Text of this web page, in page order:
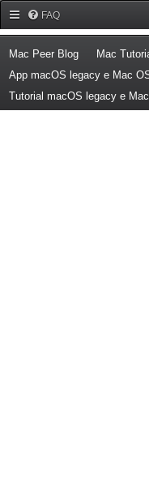
FAQ
Mac Peer Blog(Opens a new
Mac
App macOS legacy e Mac
Tutorial macOS legacy e